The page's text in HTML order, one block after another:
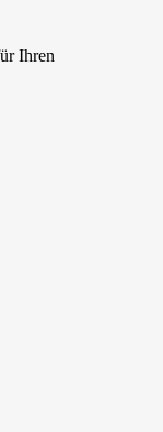
Ihren